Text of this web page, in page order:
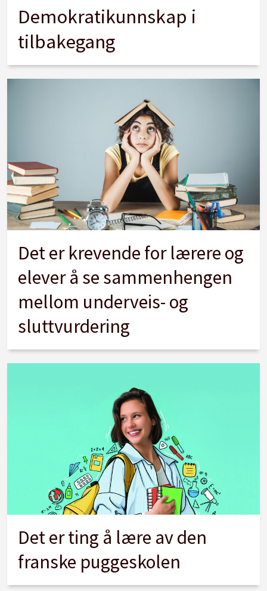
Demokratikunnskap i
tilbakegang
Det er krevende for lærere og
elever å se sammenhengen
mellom underveis- og
sluttvurdering
Det er ting å lære av den
franske puggeskolen